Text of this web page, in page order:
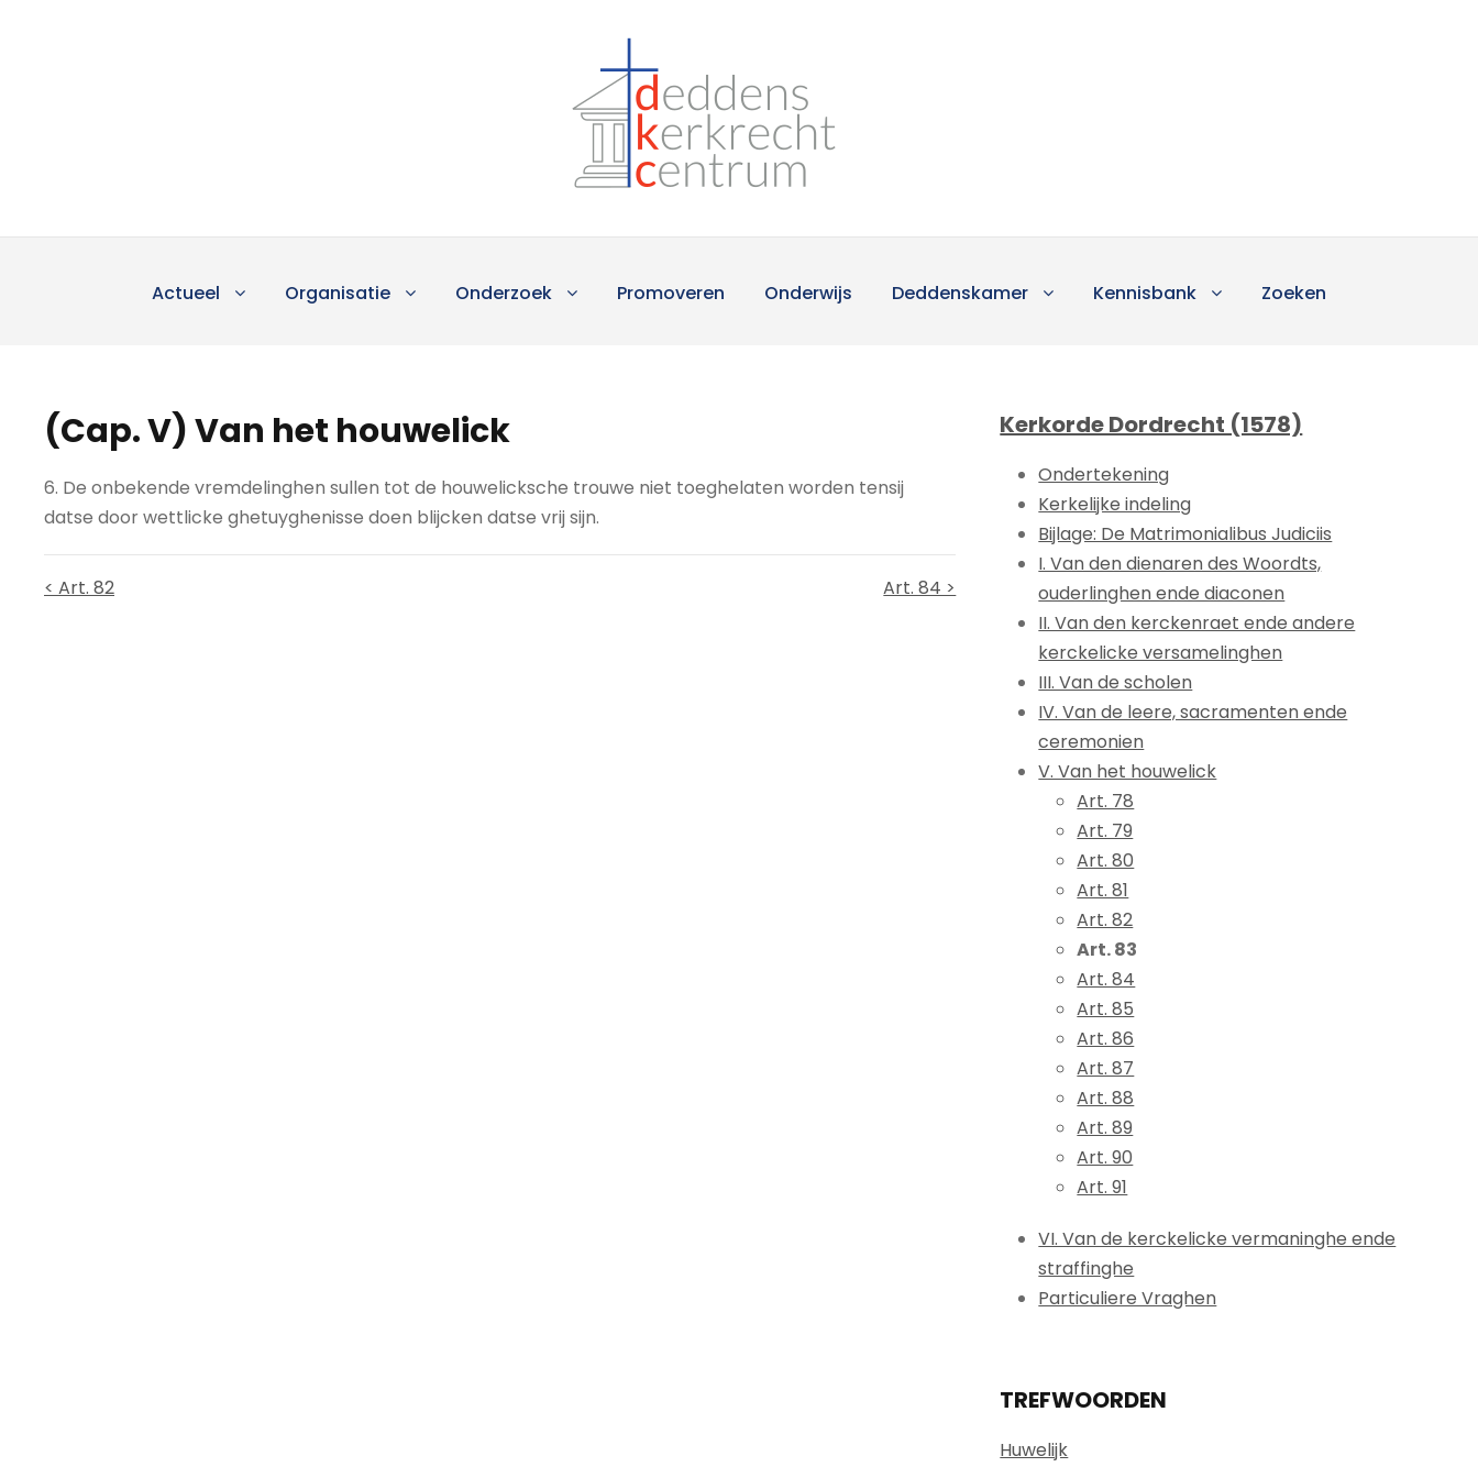
Actueel Organisatie Onderzoek Promoveren Onderwijs Deddenskamer Kennisbank Zoeken
(Cap. V) Van het houwelick
6. De onbekende vremdelinghen sullen tot de houwelicksche trouwe niet toeghelaten worden tensij
datse door wettlicke ghetuyghenisse doen blijcken datse vrij sijn.
< Art. 82 Art. 84 >
Kerkorde Dordrecht (1578)
Ondertekening
Kerkelijke indeling
Bijlage: De Matrimonialibus Judiciis
I. Van den dienaren des Woordts,
ouderlinghen ende diaconen
II. Van den kerckenraet ende andere
kerckelicke versamelinghen
III. Van de scholen
IV. Van de leere, sacramenten ende
ceremonien
V. Van het houwelick
Art. 78
Art. 79
Art. 80
Art. 81
Art. 82
Art. 83
Art. 84
Art. 85
Art. 86
Art. 87
Art. 88
Art. 89
Art. 90
Art. 91
VI. Van de kerckelicke vermaninghe ende
straffinghe
Particuliere Vraghen
TREFWOORDEN
Huwelijk